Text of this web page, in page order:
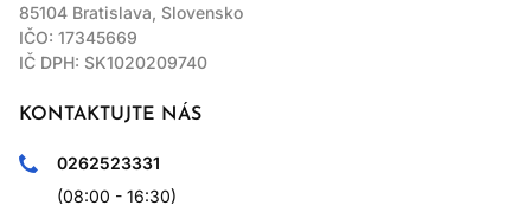
85104 Bratislava, Slovensko
IČO: 17345669
IČ DPH: SK1020209740
KONTAKTUJTE NÁS
0262523331
(08:00 - 16:30)